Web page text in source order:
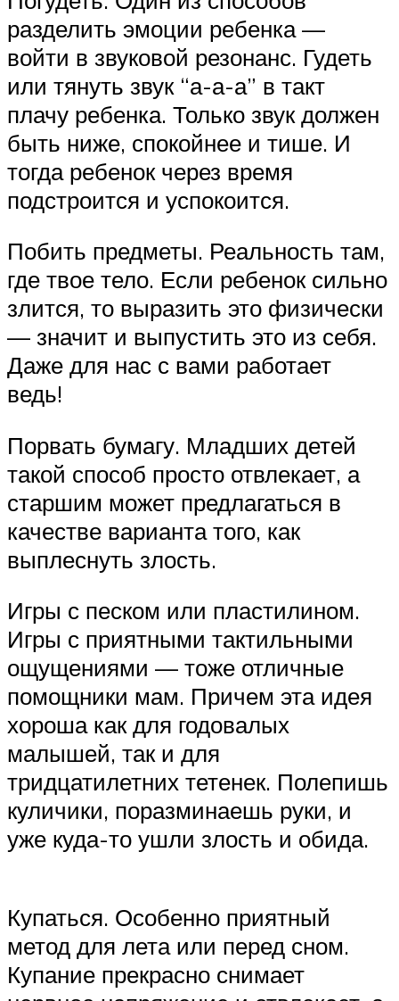
разделить эмоции ребенка —
войти в звуковой резонанс. Гудеть
или тянуть звук “а-а-а” в такт
плачу ребенка. Только звук должен
быть ниже, спокойнее и тише. И
тогда ребенок через время
подстроится и успокоится.
Побить предметы. Реальность там,
где твое тело. Если ребенок сильно
злится, то выразить это физически
— значит и выпустить это из себя.
Даже для нас с вами работает
ведь!
Порвать бумагу. Младших детей
такой способ просто отвлекает, а
старшим может предлагаться в
качестве варианта того, как
выплеснуть злость.
Игры с песком или пластилином.
Игры с приятными тактильными
ощущениями — тоже отличные
помощники мам. Причем эта идея
хороша как для годовалых
малышей, так и для
тридцатилетних тетенек. Полепишь
куличики, поразминаешь руки, и
уже куда-то ушли злость и обида.
Купаться. Особенно приятный
метод для лета или перед сном.
Купание прекрасно снимает